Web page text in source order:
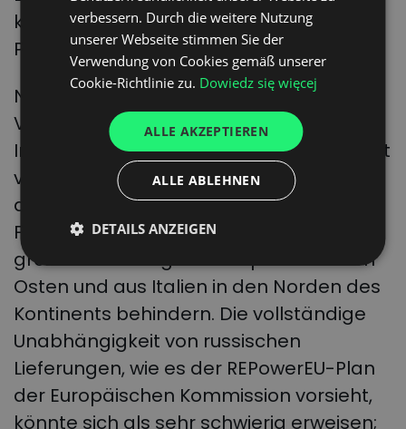
kommentiert Marcin Roszkowski,
Präsident des Jagiellonen-Instituts.
Nach Ansicht von Kamil Moskwik,
Vorstandsmitglied des Jagiellonen-
Instituts, hängt viel von der Verfügbarkeit
von LNG auf dem Weltmarkt sowie von
der Beseitigung von “Engpässen” im EU-
Fernleitungsnetz ab, die die Lieferung
großer Gasmengen aus Spanien in den
Osten und aus Italien in den Norden des
Kontinents behindern. Die vollständige
Unabhängigkeit von russischen
Lieferungen, wie es der REPowerEU-Plan
der Europäischen Kommission vorsieht,
könnte sich als sehr schwierig erweisen;
SPANISH
FRENCH
verbessern. Durch die weitere Nutzung
unserer Webseite stimmen Sie der
Verwendung von Cookies gemäß unserer
Cookie-Richtlinie zu. Dowiedz się więcej
ALLE AKZEPTIEREN
ALLE ABLEHNEN
DETAILS ANZEIGEN